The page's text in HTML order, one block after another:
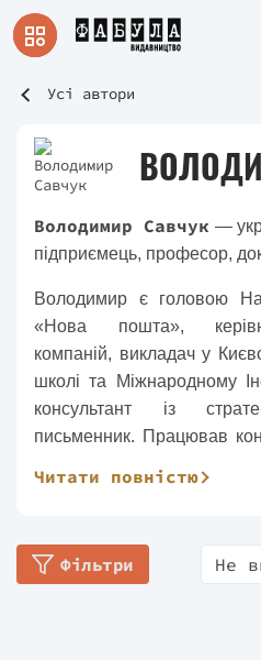
Усі автори
Володимир Савчук —
підприємець, професор,
Володимир є головою
«Нова пошта»,
компаній, викладач у
школі та Міжнародному
консультант із
письменник. Працював
для топ-менеджерів
вартості бізнесу,
Читати повністю
Фільтри Не